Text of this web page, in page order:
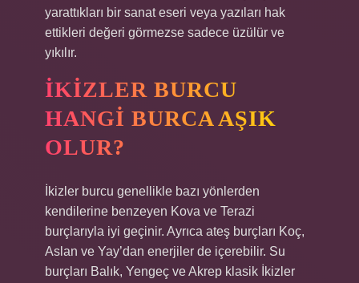
yarattıkları bir sanat eseri veya yazıları hak
ettikleri değeri görmezse sadece üzülür ve
yıkılır.
İKIZLER BURCU
HANGI BURCA AŞIK
OLUR?
İkizler burcu genellikle bazı yönlerden
kendilerine benzeyen Kova ve Terazi
burçlarıyla iyi geçinir. Ayrıca ateş burçları Koç,
Aslan ve Yay’dan enerjiler de içerebilir. Su
burçları Balık, Yengeç ve Akrep klasik İkizler